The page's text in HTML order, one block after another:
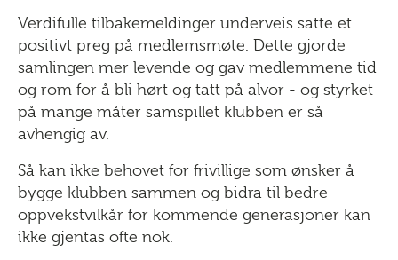
Verdifulle tilbakemeldinger underveis satte et
positivt preg på medlemsmøte. Dette gjorde
samlingen mer levende og gav medlemmene tid
og rom for å bli hørt og tatt på alvor - og styrket
på mange måter samspillet klubben er så
avhengig av.
Så kan ikke behovet for frivillige som ønsker å
bygge klubben sammen og bidra til bedre
oppvekstvilkår for kommende generasjoner kan
ikke gjentas ofte nok.